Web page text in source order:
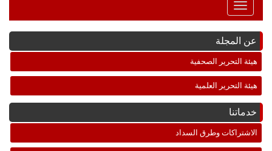
Toggle
Navigation
عن المجلة
هيئة التحرير الصحفية
هيئة التحرير العلمية
خدماتنا
الاشتراكات وطرق السداد